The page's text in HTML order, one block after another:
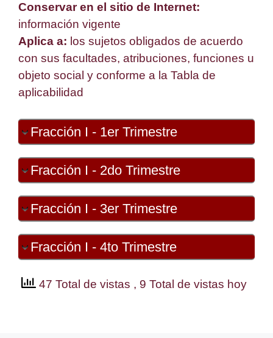
Conservar en el sitio de Internet:
información vigente
Aplica a: los sujetos obligados de acuerdo
con sus facultades, atribuciones, funciones u
objeto social y conforme a la Tabla de
aplicabilidad
Fracción I - 1er Trimestre
Fracción I - 2do Trimestre
Fracción I - 3er Trimestre
Fracción I - 4to Trimestre
47 Total de vistas , 9 Total de vistas hoy